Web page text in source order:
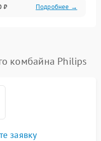
₽ Подробнее →
комбайна Philips
заявку